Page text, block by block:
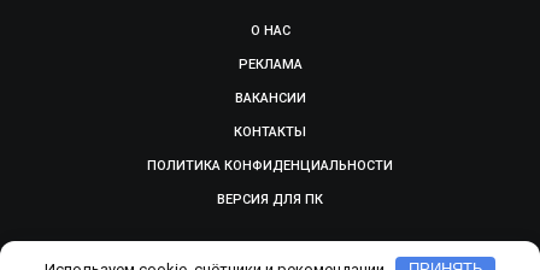
О НАС
РЕКЛАМА
ВАКАНСИИ
КОНТАКТЫ
ПОЛИТИКА КОНФИДЕНЦИАЛЬНОСТИ
ВЕРСИЯ ДЛЯ ПК
© 2009-2026, SMOLGAZETA.RU. СДЕЛАНО ВADEPTUM